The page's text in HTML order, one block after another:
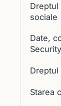
sociale
Date,
Security
Dreptul
Starea